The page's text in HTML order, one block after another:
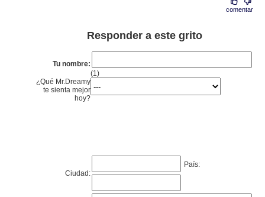
comentar
Responder a este grito
Tu nombre:
(1)
¿Qué Mr.Dreamy
te sienta mejor
hoy?
Ciudad:
País: